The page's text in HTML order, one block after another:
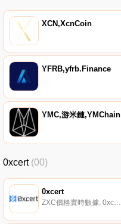
XCN,XcnCoin
YFRB,yfrb.Finance
YMC,游米鏈,YMChain
0xcert (00)
0xcert
ZXC價格實時數據, 0xcert提供了開源的｛ZXCnname｝框架,用于構建與不可替代代幣（NFT）相結合的強大的去中心化應用程序（dapps）。框架是一個JavaScript庫,它減少了開發dapp的時間、資源和問題.